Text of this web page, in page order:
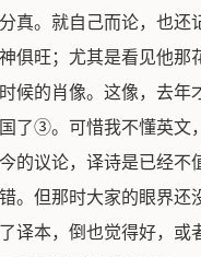
真。就自己而论，也还
俱旺；尤其是看见他那
候的肖像。这像，去年
了③。可惜我不懂英文
的议论，译诗是已经不
。但那时大家的眼界还
译本，倒也觉得好，或